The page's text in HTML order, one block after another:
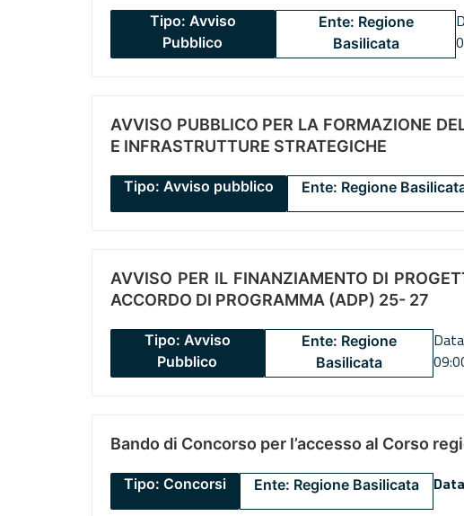
Tipo: Avviso
Pubblico
Ente: Regione
Basilicata
AVVISO PUBBLICO PER LA FORMAZIONE
E INFRASTRUTTURE STRATEGICHE
Tipo: Avviso pubblico Ente: Regione
AVVISO PER IL FINANZIAMENTO DI
ACCORDO DI PROGRAMMA (ADP) 25- 27
Tipo: Avviso
Pubblico
Ente: Regione
Basilicata
Bando di Concorso per l’accesso al Corso
Tipo: Concorsi Ente: Regione Basilicata